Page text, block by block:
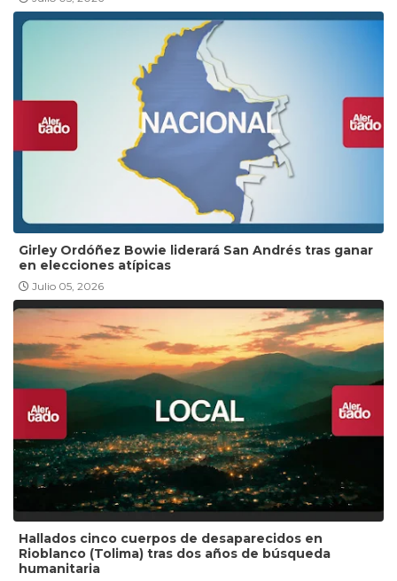
Girley Ordóñez Bowie liderará San Andrés tras ganar
en elecciones atípicas
Julio 05, 2026
Hallados cinco cuerpos de desaparecidos en
Rioblanco (Tolima) tras dos años de búsqueda
humanitaria